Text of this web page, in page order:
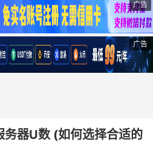
广告
广告
务器U数 (如何选择合适的